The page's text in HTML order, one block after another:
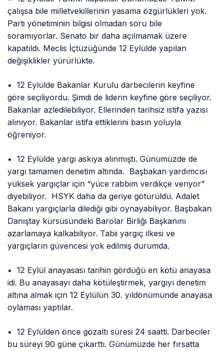
çalışsa bile milletvekillerinin yasama özgürlükleri yok.
Parti yönetiminin bilgisi olmadan soru bile
soramıyorlar. Senato bir daha açılmamak üzere
kapatıldı. Meclis İçtüzüğünde 12 Eylülde yapılan
değişiklikler yürürlükte.
• 12 Eylülde Bakanlar Kurulu darbecilerin keyfine
göre seçiliyordu. Şimdi de liderin keyfine göre seçiliyor.
Bakanlar azledilebiliyor. Ellerinden tarihsiz istifa yazısı
alınıyor. Bakanlar istifa ettiklerini basın yoluyla
öğreniyor.
• 12 Eylülde yargı askıya alınmıştı. Günümüzde de
yargı tamamen denetim altında. Başbakan yardımcısı
yüksek yargıçlar için “yüce rabbim verdikçe veriyor”
diyebiliyor. HSYK daha da geriye götürüldü. Adalet
Bakanı yargıçlarla dilediği gibi oynayabiliyor. Başbakan
Danıştay kürsüsündeki Barolar Birliği Başkanını
azarlamaya kalkabiliyor. Tabii yargıç ilkesi ve
yargıçların güvencesi yok edilmiş durumda.
• 12 Eylül anayasası tarihin gördüğü en kötü anayasa
idi. Bu anayasayı daha kötüleştirmek, yargıyı denetim
altına almak için 12 Eylülün 30. yıldönümünde anayasa
oylaması yaptılar.
• 12 Eylülden önce gözaltı süresi 24 saatti. Darbeciler
bu süreyi 90 güne çıkarttı. Günümüzde her fırsatta